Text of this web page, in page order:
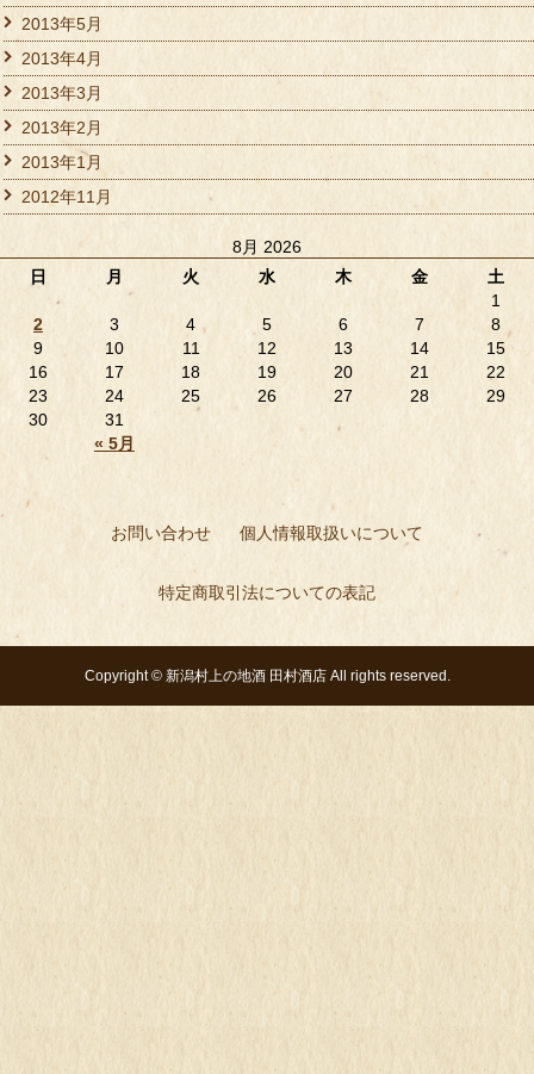
2013年5月
2013年4月
2013年3月
2013年2月
2013年1月
2012年11月
8月 2026
日
月 火 水 木 金 土
« 5月
1
2
3 4 5 6 7
8
9
10 11 12 13 14
15
16
17 18 19 20 21
22
23
24 25 26 27 28
29
30
31
お問い合わせ 個人情報取扱いについて
特定商取引法についての表記
Copyright © 新潟村上の地酒 田村酒店All rights reserved.